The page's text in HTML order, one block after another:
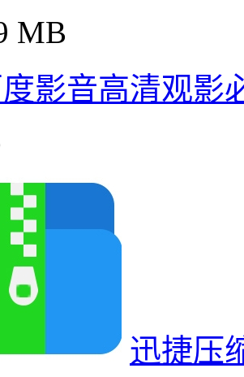
MB
影音高清观影
迅捷压